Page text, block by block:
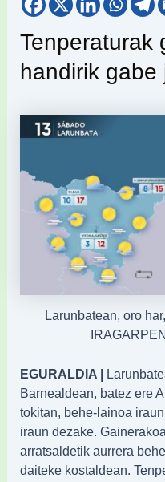
Tenperaturak
handirik gabe
Larunbatean, oro
EGURALDIA |
Barnealdean, batez ere
tokitan, behe-lainoa
iraun dezake.
arratsaldetik aurrera
daiteke kostaldean.